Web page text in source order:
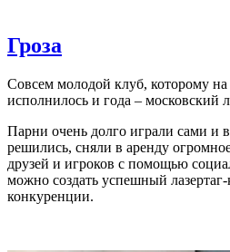
Гроза
Совсем молодой клуб, которому
исполнилось и года – московский
Парни очень долго играли сами и
решились, сняли в аренду
друзей и игроков с помощью
можно создать успешный лазертаг-
конкуренции.